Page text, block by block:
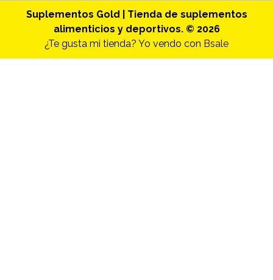
Suplementos Gold | Tienda de suplementos
alimenticios y deportivos. © 2026
¿Te gusta mi tienda? Yo vendo con Bsale